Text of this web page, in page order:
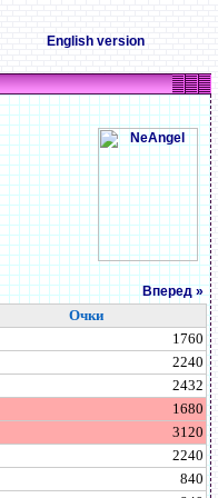
English version
Вперед »
Очки
1760
2240
2432
1680
3120
2240
840